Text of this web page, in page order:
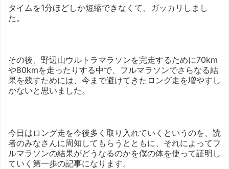
タイムを1分ほどしか短縮できなくて、ガッカリしまし
た。
その後、野辺山ウルトラマラソンを完走するために70km
や80kmを走ったりする中で、フルマラソンでさらなる結
果を残すためには、今まで避けてきたロング走を増やすし
かないと思いました。
今日はロング走を今後多く取り入れていくというのを、読
者のみなさんに周知してもらうとともに、それによってフ
ルマラソンの結果がどうなるのかを僕の体を使って証明し
ていく第一歩の記事になります。